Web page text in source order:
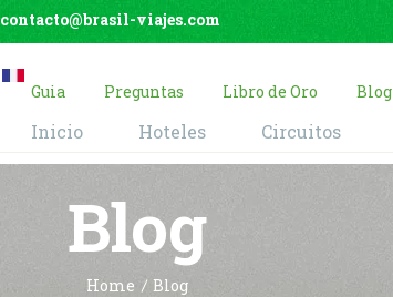
contacto@brasil-viajes.com
Guia Preguntas Libro de Oro Blog
Inicio Hoteles Circuitos
Blog
Home Blog